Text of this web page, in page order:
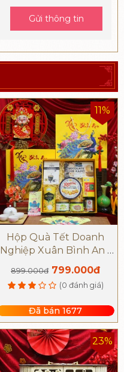
Gửi thông tin
11%
Hộp Quà Tết Doanh
Nghiệp Xuân Bình An -
T1684
899.000đ 799.000đ
(0 đánh giá)
Đã bán 1677
23%